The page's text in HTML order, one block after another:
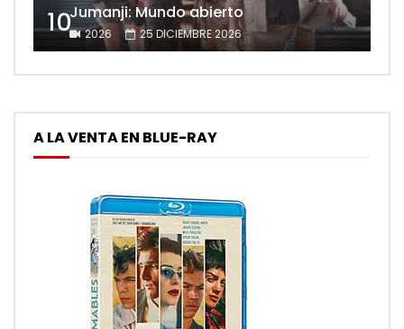
10Jumanji: Mundo abierto
2026 25 DICIEMBRE 2026
A LA VENTA EN BLUE-RAY